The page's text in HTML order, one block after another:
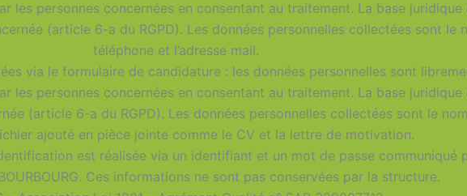
les personnes concernées en consentant au traitement. La base
(article 6-a du RGPD). Les données personnelles collectées sont le
téléphone et l’adresse mail.
via le formulaire de candidature : les données personnelles sont
les personnes concernées en consentant au traitement. La base
(article 6-a du RGPD). Les données personnelles collectées sont le
ajouté en pièce jointe comme le CV et la lettre de motivation.
est réalisée via un identifiant et un mot de passe communiqué
Ces informations ne sont pas conservées par la structure.